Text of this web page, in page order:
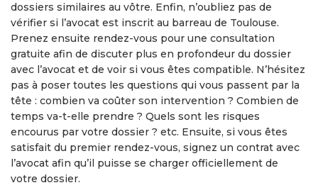
dossiers similaires au vôtre. Enfin, n’oubliez pas de
vérifier si l’avocat est inscrit au barreau de Toulouse.
Prenez ensuite rendez-vous pour une consultation
gratuite afin de discuter plus en profondeur du dossier
avec l’avocat et de voir si vous êtes compatible. N’hésitez
pas à poser toutes les questions qui vous passent par la
tête : combien va coûter son intervention ? Combien de
temps va-t-elle prendre ? Quels sont les risques
encourus par votre dossier ? etc. Ensuite, si vous êtes
satisfait du premier rendez-vous, signez un contrat avec
l’avocat afin qu’il puisse se charger officiellement de
votre dossier.